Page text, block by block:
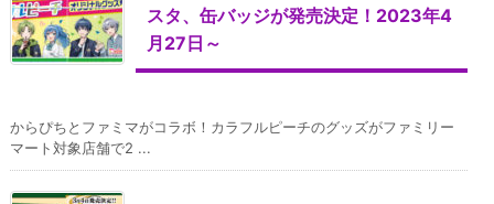
スタ、缶バッジが発売決定！2023年4
月27日～
からぴちとファミマがコラボ！カラフルピーチのグッズがファミリー
マート対象店舗で2 ...